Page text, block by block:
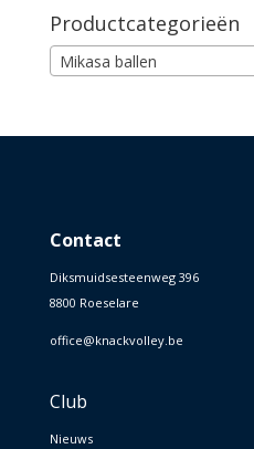
€74,26
Productcategorieën
Mikasa ballen
Contact
Diksmuidsesteenweg 396
8800 Roeselare
office@knackvolley.be
Club
Nieuws